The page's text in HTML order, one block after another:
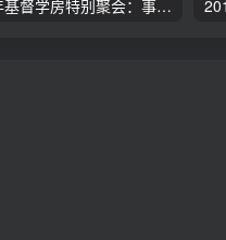
2007年基督学房特别聚会：事奉的学习 01 刘志雄